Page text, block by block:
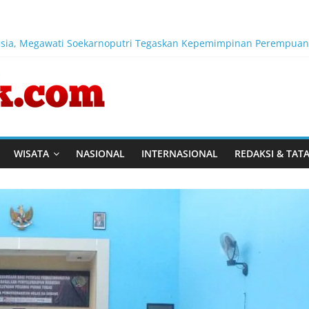
Megawati Soekarnoputri Tegaskan Kepemimpinan
pada Kesejahteraan Masyarakat
Link and Match Pendidikan–Industri
Keamanan Transportasi Laut
WISATA NASIONAL INTERNASIONAL REDAKSI &